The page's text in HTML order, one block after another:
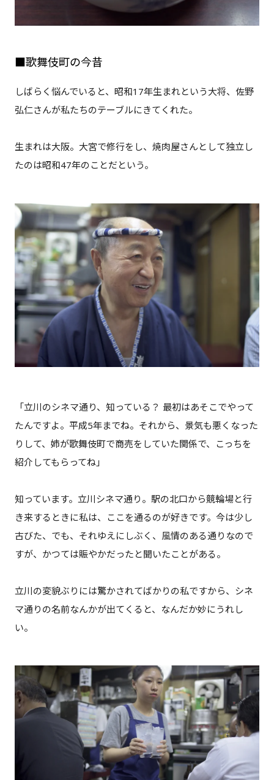
■歌舞伎町の今昔
しばらく悩んでいると、昭和17年生まれという大将、佐野
弘仁さんが私たちのテーブルにきてくれた。
生まれは大阪。大宮で修行をし、焼肉屋さんとして独立し
たのは昭和47年のことだという。
「立川のシネマ通り、知っている？ 最初はあそこでやって
たんですよ。平成5年までね。それから、景気も悪くなった
りして、姉が歌舞伎町で商売をしていた関係で、こっちを
紹介してもらってね」
知っています。立川シネマ通り。駅の北口から競輪場と行
き来するときに私は、ここを通るのが好きです。今は少し
古びた、でも、それゆえにしぶく、風情のある通りなので
すが、かつては賑やかだったと聞いたことがある。
立川の変貌ぶりには驚かされてばかりの私ですから、シネ
マ通りの名前なんかが出てくると、なんだか妙にうれし
い。